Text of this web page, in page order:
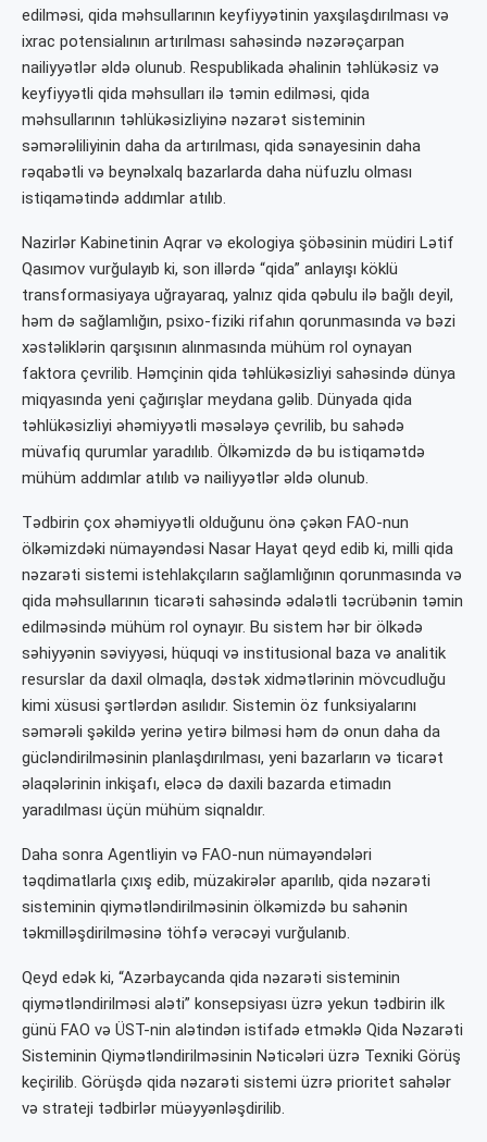
edilməsi, qida məhsullarının keyfiyyətinin yaxşılaşdırılması və
ixrac potensialının artırılması sahəsində nəzərəçarpan
nailiyyətlər əldə olunub. Respublikada əhalinin təhlükəsiz və
keyfiyyətli qida məhsulları ilə təmin edilməsi, qida
məhsullarının təhlükəsizliyinə nəzarət sisteminin
səmərəliliyinin daha da artırılması, qida sənayesinin daha
rəqabətli və beynəlxalq bazarlarda daha nüfuzlu olması
istiqamətində addımlar atılıb.
Nazirlər Kabinetinin Aqrar və ekologiya şöbəsinin müdiri Lətif
Qasımov vurğulayıb ki, son illərdə “qida” anlayışı köklü
transformasiyaya uğrayaraq, yalnız qida qəbulu ilə bağlı deyil,
həm də sağlamlığın, psixo-fiziki rifahın qorunmasında və bəzi
xəstəliklərin qarşısının alınmasında mühüm rol oynayan
faktora çevrilib. Həmçinin qida təhlükəsizliyi sahəsində dünya
miqyasında yeni çağırışlar meydana gəlib. Dünyada qida
təhlükəsizliyi əhəmiyyətli məsələyə çevrilib, bu sahədə
müvafiq qurumlar yaradılıb. Ölkəmizdə də bu istiqamətdə
mühüm addımlar atılıb və nailiyyətlər əldə olunub.
Tədbirin çox əhəmiyyətli olduğunu önə çəkən FAO-nun
ölkəmizdəki nümayəndəsi Nasar Hayat qeyd edib ki, milli qida
nəzarəti sistemi istehlakçıların sağlamlığının qorunmasında və
qida məhsullarının ticarəti sahəsində ədalətli təcrübənin təmin
edilməsində mühüm rol oynayır. Bu sistem hər bir ölkədə
səhiyyənin səviyyəsi, hüquqi və institusional baza və analitik
resurslar da daxil olmaqla, dəstək xidmətlərinin mövcudluğu
kimi xüsusi şərtlərdən asılıdır. Sistemin öz funksiyalarını
səmərəli şəkildə yerinə yetirə bilməsi həm də onun daha da
gücləndirilməsinin planlaşdırılması, yeni bazarların və ticarət
əlaqələrinin inkişafı, eləcə də daxili bazarda etimadın
yaradılması üçün mühüm siqnaldır.
Daha sonra Agentliyin və FAO-nun nümayəndələri
təqdimatlarla çıxış edib, müzakirələr aparılıb, qida nəzarəti
sisteminin qiymətləndirilməsinin ölkəmizdə bu sahənin
təkmilləşdirilməsinə töhfə verəcəyi vurğulanıb.
Qeyd edək ki, “Azərbaycanda qida nəzarəti sisteminin
qiymətləndirilməsi aləti” konsepsiyası üzrə yekun tədbirin ilk
günü FAO və ÜST-nin alətindən istifadə etməklə Qida Nəzarəti
Sisteminin Qiymətləndirilməsinin Nəticələri üzrə Texniki Görüş
keçirilib. Görüşdə qida nəzarəti sistemi üzrə prioritet sahələr
və strateji tədbirlər müəyyənləşdirilib.